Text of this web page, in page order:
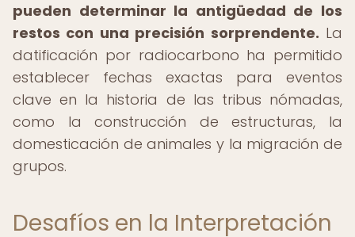
pueden determinar la antigüedad de los
restos con una precisión sorprendente. La
datificación por radiocarbono ha permitido
establecer fechas exactas para eventos
clave en la historia de las tribus nómadas,
como la construcción de estructuras, la
domesticación de animales y la migración de
grupos.
Desafíos en la Interpretación